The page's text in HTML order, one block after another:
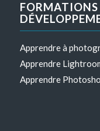
FORMATIONS
Apprendre à
Apprendre
Apprendre